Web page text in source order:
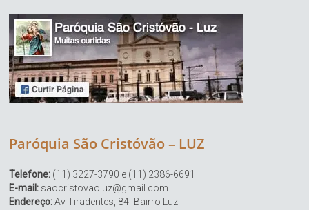
Paróquia São Cristóvão – LUZ
Telefone: (11) 3227-3790 e (11) 2386-6691
E-mail: saocristovaoluz@gmail.com
Endereço:Av Tiradentes, 84- Bairro Luz